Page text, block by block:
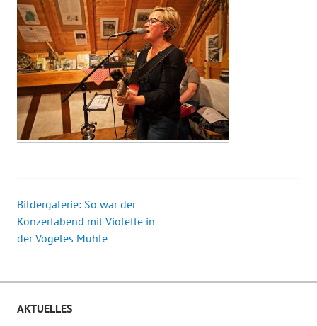
Beitrags-
Navigation
Bildergalerie: So war der
Konzertabend mit Violette in
der Vögeles Mühle
AKTUELLES